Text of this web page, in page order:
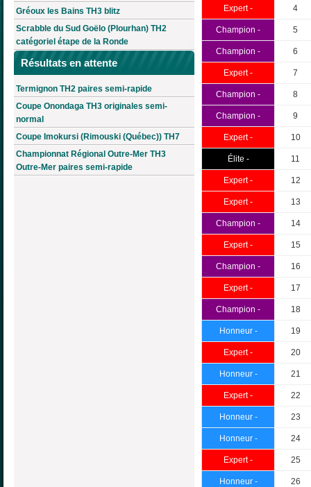
Gréoux les Bains TH3 blitz
Scrabble du Sud Goëlo (Plourhan) TH2
catégoriel étape de la Ronde
Résultats en attente
Termignon TH2 paires semi-rapide
Coupe Onondaga TH3 originales semi-
normal
Coupe Imokursi (Rimouski (Québec)) TH7
Championnat Régional Outre-Mer TH3
Outre-Mer paires semi-rapide
Expert - 4
Champion - 5
Champion - 6
Expert - 7
Champion - 8
Champion - 9
Expert - 10
Élite - 11
Expert - 12
Expert - 13
Champion - 14
Expert - 15
Champion - 16
Expert - 17
Champion - 18
Honneur - 19
Expert - 20
Honneur - 21
Expert - 22
Honneur - 23
Honneur - 24
Expert - 25
Honneur - 26